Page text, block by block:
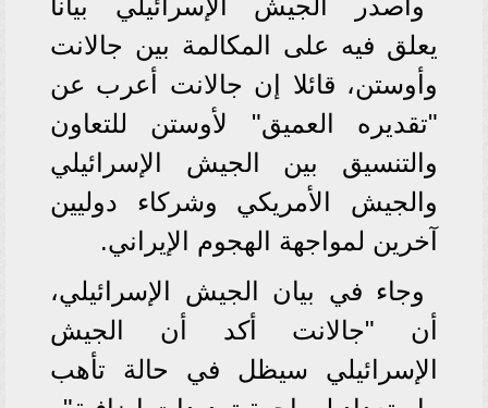
وأصدر الجيش الإسرائيلي بيانا
يعلق فيه على المكالمة بين جالانت
وأوستن، قائلا إن جالانت أعرب عن
"تقديره العميق" لأوستن للتعاون
والتنسيق بين الجيش الإسرائيلي
والجيش الأمريكي وشركاء دوليين
آخرين لمواجهة الهجوم الإيراني.
وجاء في بيان الجيش الإسرائيلي،
أن "جالانت أكد أن الجيش
الإسرائيلي سيظل في حالة تأهب